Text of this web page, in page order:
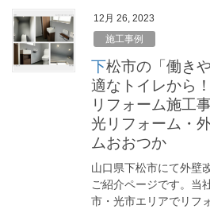
12月 26, 2023
施工事例
下松市の「働きやすいオフィスは快
適なトイレから
リフォーム施工
光リフォーム・
ムおおつか
山口県下松市にて外壁
ご紹介ページです。当
市・光市エリアでリフ